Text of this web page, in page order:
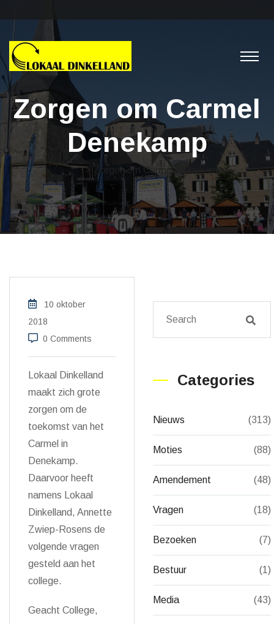
Zorgen om Carmel
Denekamp
Nieuws> Zorgen om Carmel Denekamp
10 oktober
2018
0 Comments
Lokaal Dinkelland
maakt zich grote
zorgen om de
toekomst van het
Carmel in
Denekamp.
Daarvoor heeft
namens Lokaal
Dinkelland, Annette
Zwiep-Rosens de
volgende vragen
gesteld aan het
college.
Geacht College,
Categories
Nieuws (313)
Moties (88)
Amendement (48)
Vragen (18)
Bezoeken (7)
Bestuur (1)
Media (43)